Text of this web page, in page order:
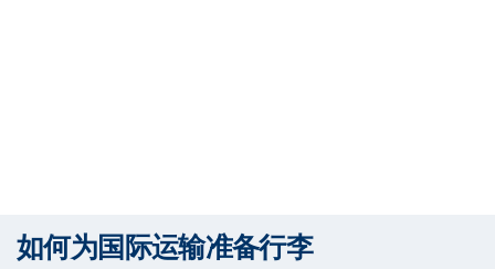
如何为国际运输准备行李